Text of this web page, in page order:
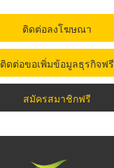
ติดต่อลงโฆษณา
ติดต่อขอเพิ่มข้อมูลธุรกิจฟรี
สมัครสมาชิกฟรี